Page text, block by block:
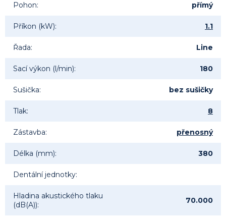
Pohon: přímý
Příkon (kW): 1.1
Řada: Line
Sací výkon (l/min): 180
Sušička: bez sušičky
Tlak: 8
Zástavba: přenosný
Délka (mm): 380
Dentální jednotky:
Hladina akustického tlaku
(dB(A)): 70.000